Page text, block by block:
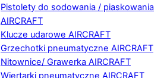
Pistolety do sodowania / piaskowania
AIRCRAFT
Klucze udarowe AIRCRAFT
Grzechotki pneumatyczne AIRCRAFT
Nitownice/ Grawerka AIRCRAFT
Wiertarki pneumatyczne AIRCRAFT